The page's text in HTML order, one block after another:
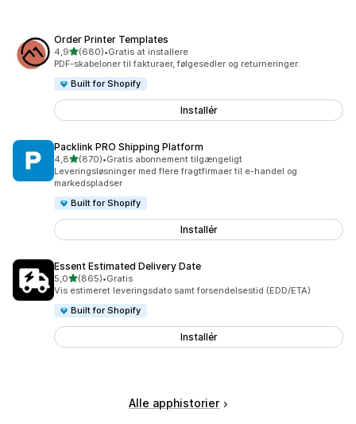
Order Printer Templates
4,9ud af 5 stjerner
(680)
680 anmeldelser i alt
•Gratis at installere
PDF-skabeloner til fakturaer, følgesedler og returneringer.
Built for Shopify
Installér
Packlink PRO Shipping Platform
4,8ud af 5 stjerner
(870)
870 anmeldelser i alt
•Gratis abonnement tilgængeligt
Leveringsløsninger med flere fragtfirmaer til e-handel og
markedspladser
Built for Shopify
Installér
Essent Estimated Delivery Date
5,0ud af 5 stjerner
(865)
865 anmeldelser i alt
•Gratis
Vis estimeret leveringsdato samt forsendelsestid (EDD/ETA)
Built for Shopify
Installér
Alle apphistorier